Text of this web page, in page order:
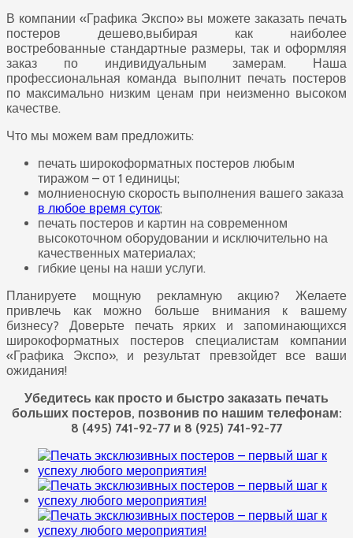
В компании «Графика Экспо» вы можете заказать печать
постеров дешево,выбирая как наиболее
востребованные стандартные размеры, так и оформляя
заказ по индивидуальным замерам. Наша
профессиональная команда выполнит печать постеров
по максимально низким ценам при неизменно высоком
качестве.
Что мы можем вам предложить:
печать широкоформатных постеров любым
тиражом – от 1 единицы;
молниеносную скорость выполнения вашего заказа
в любое время суток;
печать постеров и картин на современном
высокоточном оборудовании и исключительно на
качественных материалах;
гибкие цены на наши услуги.
Планируете мощную рекламную акцию? Желаете
привлечь как можно больше внимания к вашему
бизнесу? Доверьте печать ярких и запоминающихся
широкоформатных постеров специалистам компании
«Графика Экспо», и результат превзойдет все ваши
ожидания!
Убедитесь как просто и быстро заказать печать
больших постеров, позвонив по нашим телефонам:
8 (495) 741-92-77 и 8 (925) 741-92-77